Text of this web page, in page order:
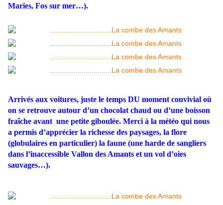
Maries, Fos sur mer…).
Arrivés aux voitures, juste le temps DU moment convivial où
on se retrouve autour d’un chocolat chaud ou d’une boisson
fraîche avant une petite giboulée. Merci à la météo qui nous
a permis d’apprécier la richesse des paysages, la flore
(globulaires en particulier) la faune (une harde de sangliers
dans l’inaccessible Vallon des Amants et un vol d’oies
sauvages…).